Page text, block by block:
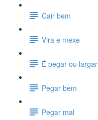
Cair bem
Vira e mexe
É pegar ou largar
Pegar bem
Pegar mal